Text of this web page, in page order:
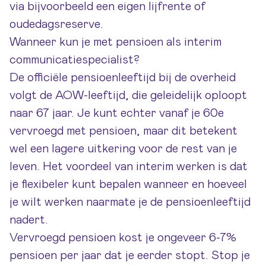
via bijvoorbeeld een eigen lijfrente of
oudedagsreserve.
Wanneer kun je met pensioen als interim
communicatiespecialist?
De officiële pensioenleeftijd bij de overheid
volgt de AOW-leeftijd, die geleidelijk oploopt
naar 67 jaar. Je kunt echter vanaf je 60e
vervroegd met pensioen, maar dit betekent
wel een lagere uitkering voor de rest van je
leven. Het voordeel van interim werken is dat
je flexibeler kunt bepalen wanneer en hoeveel
je wilt werken naarmate je de pensioenleeftijd
nadert.
Vervroegd pensioen kost je ongeveer 6-7%
pensioen per jaar dat je eerder stopt. Stop je